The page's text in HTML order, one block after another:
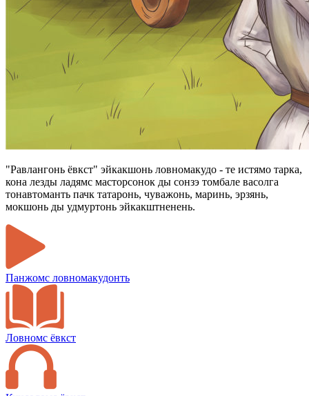
"Равлангонь ёвкст" эйкакшонь ловномакудо - те истямо тарка,
кона лезды ладямс масторсонок ды сонзэ томбале васолга
тонавтоманть пачк татаронь, чуважонь, маринь, эрзянь,
мокшонь ды удмуртонь эйкакштненень.
Панжомс ловномакудонть
Ловномс ёвкст